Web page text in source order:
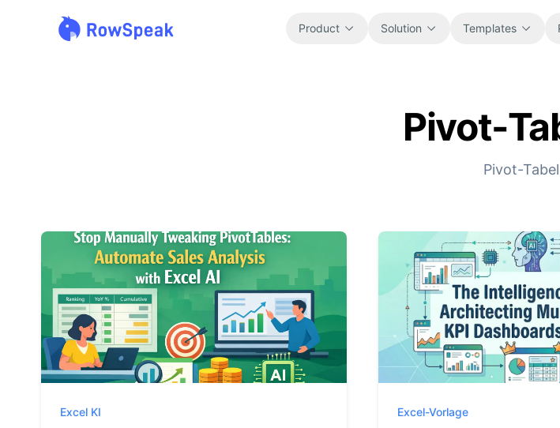
Product Solution Templates
All
Browse every ready-to-use
Operations
Track workflows, handoffs,
and execution.
Sales
Pipelines, quotas, forecasting,
revenue tracking.
Blog
Product
Core product
references.
Prompt
Useful
and cleanup.
Pivot-
Pivot-
Excel KI Excel-Vorlage